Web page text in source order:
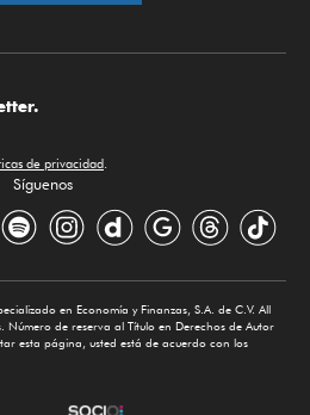
de privacidad.
Síguenos
en Economía y Finanzas, S.A. de C.V. All
Número de reserva al Título en Derechos de Autor
esta página, usted está de acuerdo con los